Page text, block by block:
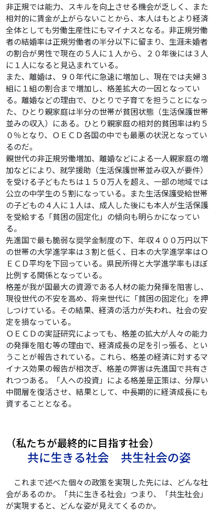
非正規では能力、スキルを向上させる機会が乏しく、また
相対的に賃金が上がらないことから、本人はもとより経済
全体としても労働生産性にもマイナスとなる。非正規労働
者の結婚率は正規労働者の半分以下に留まり、生涯未婚者
の割合が男性で現在の５人に１人から、２０年後には３人
に１人になると見込まれている。
また、離婚は、９０年代に急速に増加し、現在では夫婦３
組に１組の割合まで増加し、格差拡大の一因となってい
る。離婚などの理由で、ひとりで子育てを担うことになっ
た、ひとり親家庭は半分の世帯が貧困状態（生活保護世帯
並みの収入）にある。ひとり親家庭の相対的貧困率は約５
０％となり、ＯＥＣＤ各国の中でも最悪の状況となってい
るのだ。
親世代の非正規労働増加、離婚などによる一人親家庭の増
加などにより、就学援助（生活保護世帯並み収入が要件）
を受ける子どもたちは１５０万人を超え、一部の地域では
公立の中学生の５割になっている。また生活保護受給世帯
の子どもの４人に１人は、成人した後にも本人が生活保護
を受給する「貧困の固定化」の傾向も明らかになってい
る。
先進国で最も脆弱な奨学金制度の下、年収４００万円以下
の世帯の大学進学率は３割と低く、日本の大学進学率はＯ
ＥＣＤ平均を下回っている。県民所得と大学進学率もほぼ
比例する関係となっている。
格差が我が国最大の資源である人材の能力発揮を阻害し、
現役世代の不安を高め、将来世代に「貧困の固定化」を押
しつけている。その結果、経済の活力が失われ、社会の安
定を損なっている。
ＯＥＣＤの実証研究によっても、格差の拡大が人々の能力
の発揮を阻む等の理由で、経済成長の足を引っ張る、とい
うことが報告されている。これら、格差の経済に対するマ
イナス効果の報告が相次ぎ、格差の弊害は先進国で共有さ
れつつある。「人への投資」による格差是正策は、分厚い
中間層を復活させ、結果として、中長期的に経済成長にも
資することとなる。
（私たちが最終的に目指す社会）
共に生きる社会 共生社会の姿
これまで述べた個々の政策を実現した先には、どんな社
会があるのか。「共に生きる社会」つまり、「共生社会」
が実現すると、どんな姿が見えてくるのか。